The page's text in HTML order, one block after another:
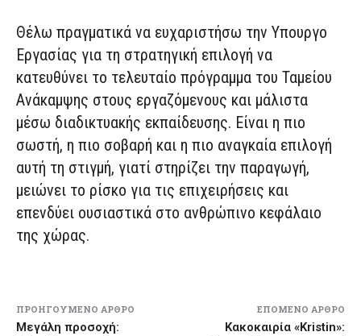
Θέλω πραγματικά να ευχαριστήσω την Υπουργο
Εργασίας για τη στρατηγική επιλογή να
κατευθύνει το τελευταίο πρόγραμμα του Ταμείου
Ανάκαμψης στους εργαζόμενους και μάλιστα
μέσω διαδικτυακής εκπαίδευσης. Είναι η πιο
σωστή, η πιο σοβαρή και η πιο αναγκαία επιλογή
αυτή τη στιγμή, γιατί στηρίζει την παραγωγή,
μειώνει το ρίσκο για τις επιχειρήσεις και
επενδύει ουσιαστικά στο ανθρώπινο κεφάλαιο
της χώρας.
ΠΡΟΗΓΟΎΜΕΝΟ ΆΡΘΡΟ
Μεγάλη προσοχή:
ΕΠΌΜΕΝΟ ΆΡΘΡΟ
Kακοκαιρία «Kristin»: